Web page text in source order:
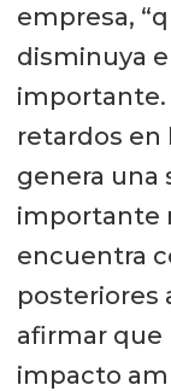
empresa,
disminuya
importante.
retardos en
genera una
importante
encuentra
posteriores
afirmar que
impacto